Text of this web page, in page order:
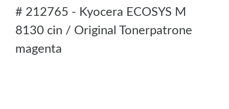
# 212765 - Kyocera ECOSYS M
8130 cin / Original Tonerpatrone
magenta